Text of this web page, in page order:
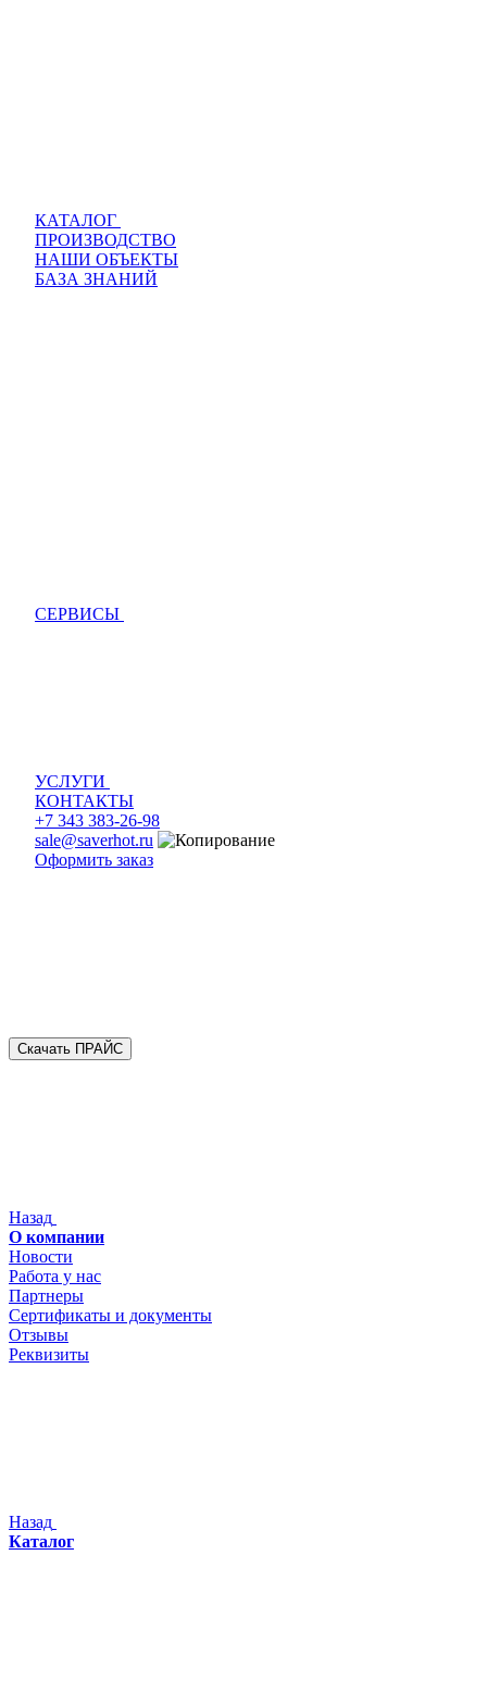
КАТАЛОГ
ПРОИЗВОДСТВО
НАШИ ОБЪЕКТЫ
БАЗА ЗНАНИЙ
СЕРВИСЫ
УСЛУГИ
КОНТАКТЫ
+7 343 383-26-98
sale@saverhot.ru
Оформить заказ
Скачать ПРАЙС
Назад
О компании
Новости
Работа у нас
Партнеры
Сертификаты и документы
Отзывы
Реквизиты
Назад
Каталог